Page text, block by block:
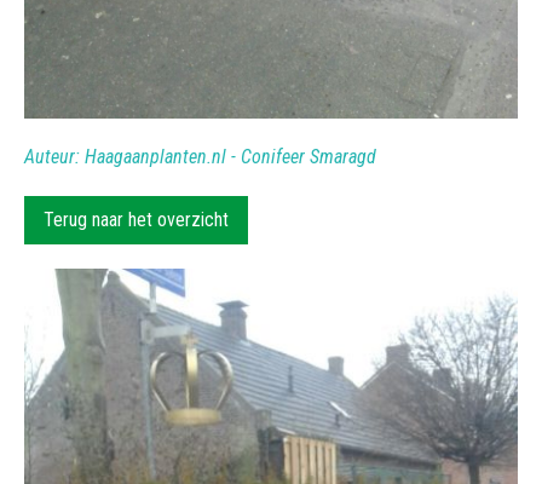
Auteur: Haagaanplanten.nl - Conifeer Smaragd
Terug naar het overzicht